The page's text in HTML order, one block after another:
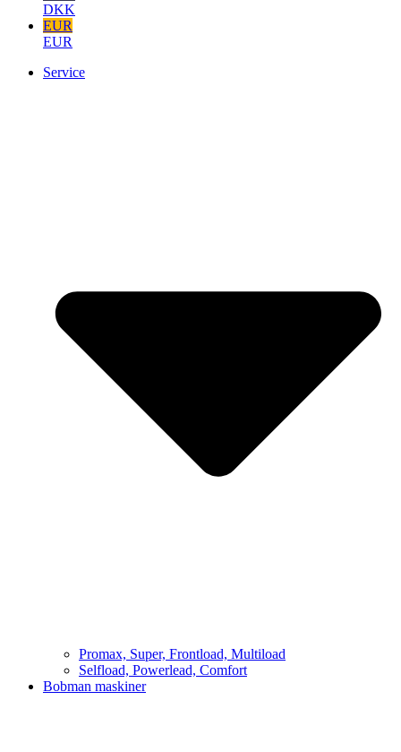
DKK
EUR
EUR
Service
Promax, Super, Frontload, Multiload
Selfload, Powerlead, Comfort
Bobman maskiner